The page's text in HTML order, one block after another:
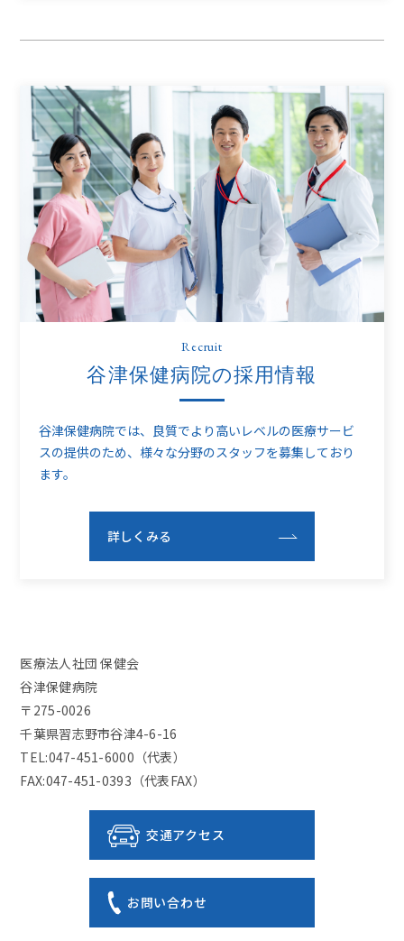
Recruit
谷津保健病院の採用情報
谷津保健病院では、良質でより高いレベルの医療サービ
スの提供のため、 様々な分野のスタッフを募集しており
ます。
詳しくみる
医療法人社団 保健会
谷津保健病院
〒275-0026
千葉県習志野市谷津4-6-16
TEL:047-451-6000（代表）
FAX:047-451-0393（代表FAX）
交通アクセス
お問い合わせ